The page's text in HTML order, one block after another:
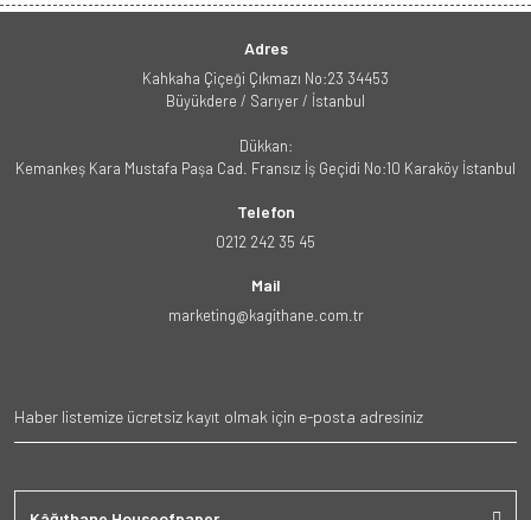
Adres
Kahkaha Çiçeği Çıkmazı No:23 34453
Büyükdere / Sarıyer / İstanbul
Dükkan:
Kemankeş Kara Mustafa Paşa Cad. Fransız İş Geçidi No:10 Karaköy İstanbul
Telefon
0212 242 35 45
Mail
marketing@kagithane.com.tr